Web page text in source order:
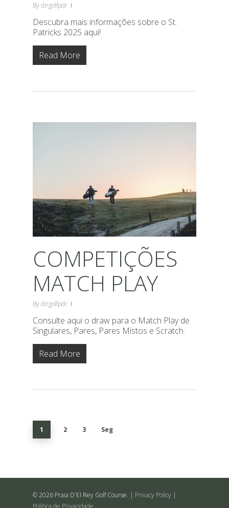
Bydirgolfpdr
Descubra mais informações sobre o St.
Patricks 2025 aqui!
Read More
COMPETIÇÕES
MATCH PLAY
Bydirgolfpdr
Consulte aqui o draw para o Match Play de
Singulares, Pares, Pares Mistos e Scratch.
Read More
1 2 3 Seg
© 2026 Praia D'El Rey Golf Course. | Privacy Policy |